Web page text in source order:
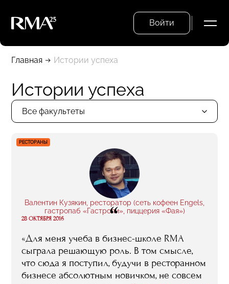
Войти
Главная Истории успеха
Истории успеха
Все факультеты
РЕСТОРАНЫ
Валентин Кузякин, ресторатор (сеть кофеен Engels,
гастропаб «Гастроли», пиццерия «Фая»)
“
28 ОКТЯБРЯ 2016
«Для меня учеба в бизнес-школе RMA
сыграла решающую роль. В том смысле,
что сюда я поступил, будучи в ресторанном
бизнесе абсолютным новичком, не совсем